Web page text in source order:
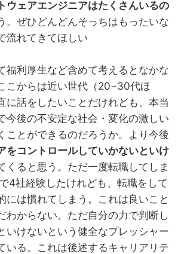
ウェアエンジニアはたくさんいるの
。ぜひどんどんそっちはもったいな
流れてきてほしい
福利厚生など含めて考えるとなかな
こからは近い世代（20−30代ほ
に話をしたいことだけれども、本当
今後の不安定な社会・変化の激しい
ことができるのだろうか。より今後
をコントロールしていかないといけ
くると思う。ただ一度転職してしま
4社経験したけれども、転職をして
には慣れてしまう。これは良いこと
わからない。ただ自分の力で判断し
いけないという健全なプレッシャー
いる。これは後述するキャリアリテ